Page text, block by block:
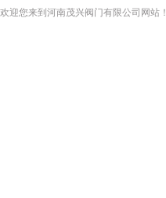
欢迎您来到河南茂兴阀门有限公司网站！